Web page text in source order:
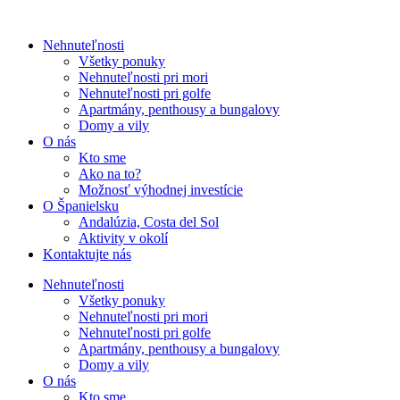
Nehnuteľnosti
Všetky ponuky
Nehnuteľnosti pri mori
Nehnuteľnosti pri golfe
Apartmány, penthousy a bungalovy
Domy a vily
O nás
Kto sme
Ako na to?
Možnosť výhodnej investície
O Španielsku
Andalúzia, Costa del Sol
Aktivity v okolí
Kontaktujte nás
Nehnuteľnosti
Všetky ponuky
Nehnuteľnosti pri mori
Nehnuteľnosti pri golfe
Apartmány, penthousy a bungalovy
Domy a vily
O nás
Kto sme